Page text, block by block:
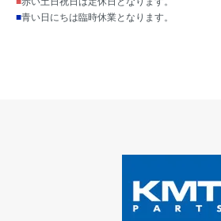
■青い日にちは臨時休業となります。